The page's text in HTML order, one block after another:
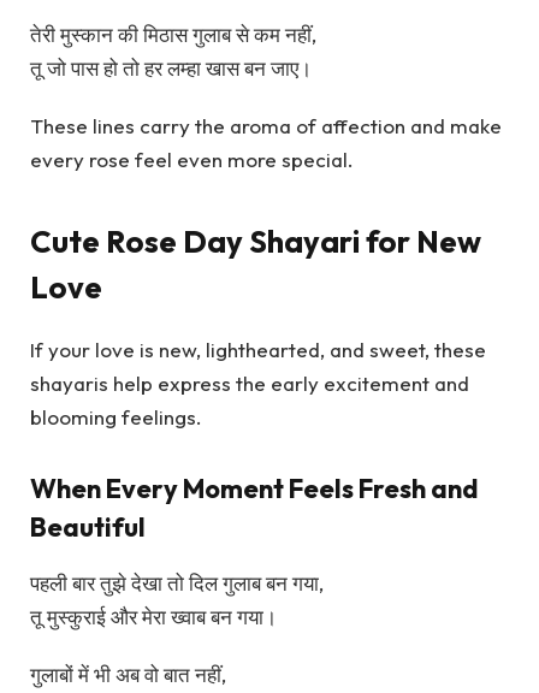
तेरी मुस्कान की मिठास गुलाब से कम नहीं,
तू जो पास हो तो हर लम्हा खास बन जाए।
These lines carry the aroma of affection and make
every rose feel even more special.
Cute Rose Day Shayari for New
Love
If your love is new, lighthearted, and sweet, these
shayaris help express the early excitement and
blooming feelings.
When Every Moment Feels Fresh and
Beautiful
पहली बार तुझे देखा तो दिल गुलाब बन गया,
तू मुस्कुराई और मेरा ख्वाब बन गया।
गुलाबों में भी अब वो बात नहीं,